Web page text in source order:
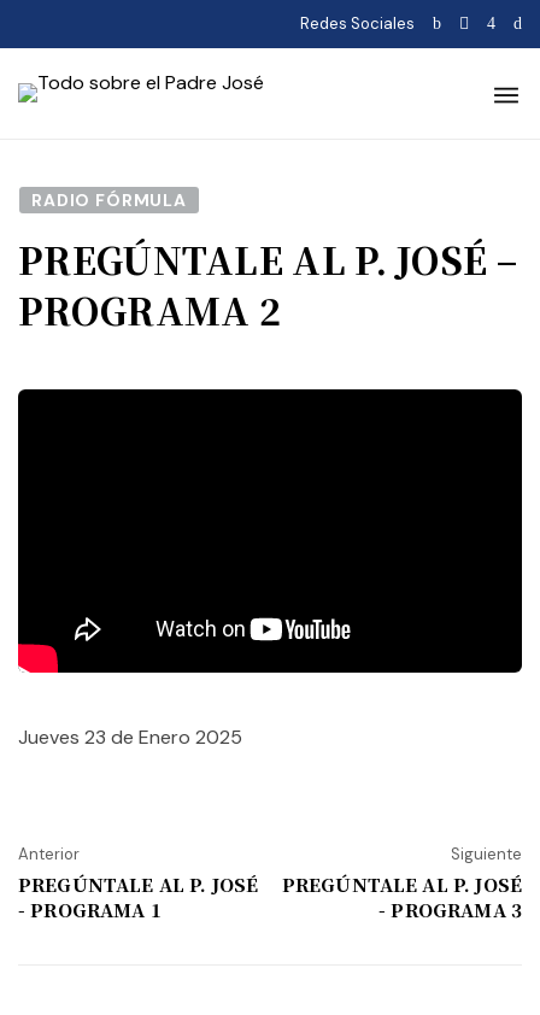
Redes Sociales
RADIO FÓRMULA
PREGÚNTALE AL P. JOSÉ –
PROGRAMA 2
Jueves 23 de Enero 2025
Anterior
PREGÚNTALE AL P. JOSÉ
- PROGRAMA 1
Siguiente
PREGÚNTALE AL P. JOSÉ
- PROGRAMA 3